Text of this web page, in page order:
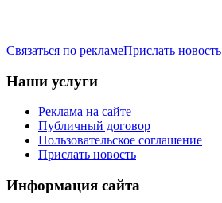
Связаться по рекламеПрислать новость
Наши услуги
Реклама на сайте
Публичный договор
Пользовательское соглашение
Прислать новость
Информация сайта